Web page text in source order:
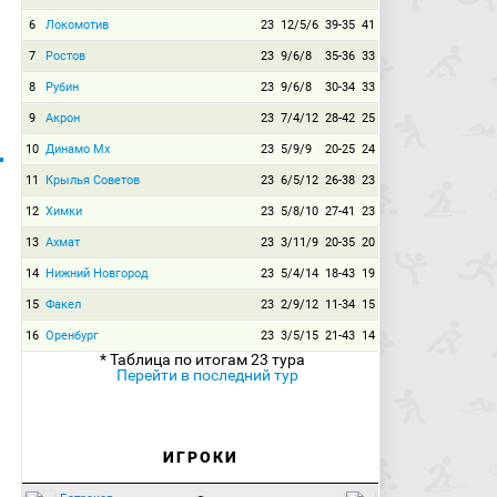
пришёл.
58:58 Подача Дугласа с левого фланга во вратарскую.
59:42 Удар по воротам: Луис Энрике Роза(Зенит) бьёт
правой ногой из-за пределов штрафной. Мяч летит мимо
Энрике убрал в сторону соперника и пробил с радиуса
штрафной далеко от ворот!
бьёт левой ногой из-за пределов штрафной в створ ворот.
Удар Пиняева в ближний угол слева вышел слабым. Мяч у
Латышонка!
правой ногой из-за пределов штрафной и забивает гол.
Ассистент
(Локомотив). Счёт 1:0.
ГОООООООЛ!!! Латышонок ввёл мяч неудачно. Вендел
не успел принять игровой снаряд. Баринов в подкате
голкипера с линии штрафной и вывел "Локомотив" вперёд!
бьёт правой ногой из-за пределов штрафной. Мяч
6 Локомотив 23 12/5/6 39-35 41
7 Ростов 23 9/6/8 35-36 33
8 Рубин 23 9/6/8 30-34 33
9 Акрон 23 7/4/12 28-42 25
10 Динамо Мх 23 5/9/9 20-25 24
11 Крылья Советов 23 6/5/12 26-38 23
12 Химки 23 5/8/10 27-41 23
13 Ахмат 23 3/11/9 20-35 20
14 Нижний Новгород 23 5/4/14 18-43 19
15 Факел 23 2/9/12 11-34 15
16 Оренбург 23 3/5/15 21-43 14
* Таблица по итогам 23 тура
Перейти в последний тур
ИГРОКИ